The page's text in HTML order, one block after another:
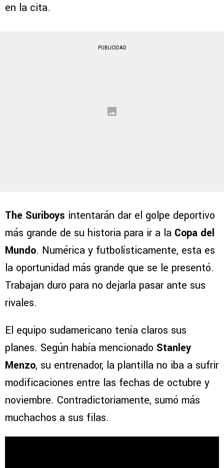
en la cita.
PUBLICIDAD
The Suriboys intentarán dar el golpe deportivo
más grande de su historia para ir a la Copa del
Mundo. Numérica y futbolísticamente, esta es
la oportunidad más grande que se le presentó.
Trabajan duro para no dejarla pasar ante sus
rivales.
El equipo sudamericano tenía claros sus
planes. Según había mencionado Stanley
Menzo, su entrenador, la plantilla no iba a sufrir
modificaciones entre las fechas de octubre y
noviembre. Contradictoriamente, sumó más
muchachos a sus filas.